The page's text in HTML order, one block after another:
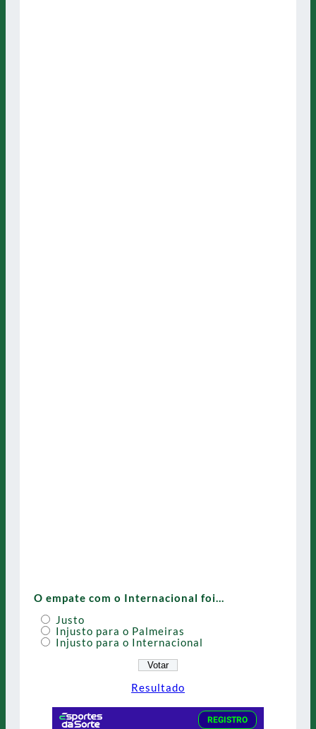
O empate com o Internacional foi…
Justo
Injusto para o Palmeiras
Injusto para o Internacional
Resultado